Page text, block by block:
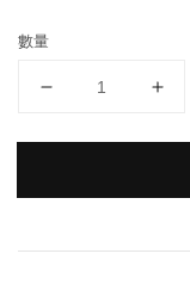
數量